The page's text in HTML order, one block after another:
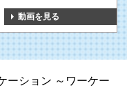
動画を見る
ーション ～ワーケー